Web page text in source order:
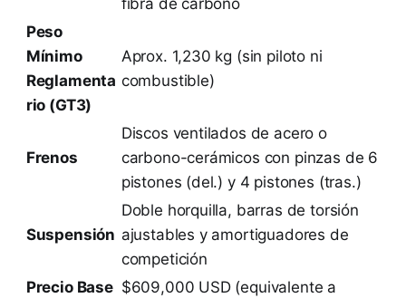
fibra de carbono
Peso
Mínimo
Reglamenta
rio (GT3)
Aprox. 1,230 kg (sin piloto ni
combustible)
Frenos
Discos ventilados de acero o
carbono-cerámicos con pinzas de 6
pistones (del.) y 4 pistones (tras.)
Suspensión
Doble horquilla, barras de torsión
ajustables y amortiguadores de
competición
Precio Base $609,000 USD (equivalente a